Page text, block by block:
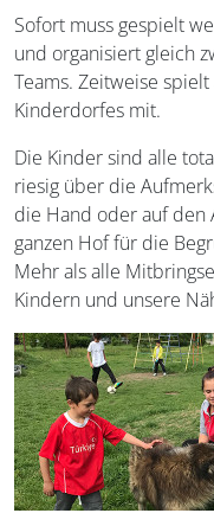
Sofort muss gespielt
und organisiert gleich
Teams. Zeitweise
Kinderdorfes mit.
Die Kinder sind alle
riesig über die
die Hand oder auf
ganzen Hof für die
Mehr als alle
Kindern und unsere